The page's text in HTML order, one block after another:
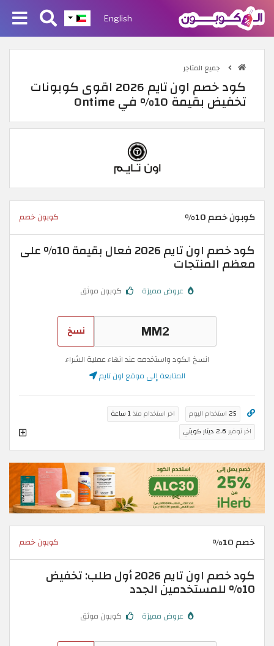
English
جميع المتاجر
كود خصم اون تايم 2026 اقوى كوبونات
تخفيض بقيمة 10% في Ontime
كوبون خصم 10% كوبون خصم
كود خصم اون تايم 2026 فعال بقيمة 10% على
معظم المنتجات
عروض مميزة كوبون موثق
نسخ
انسخ الكود واستخدمه عند انهاء عملية الشراء
المتابعة إلى موقع اون تايم
25 استخدام اليوم اخر استخدام منذ1 ساعة
اخر توفير 2.6 دينار كويتي
خصم 10% كوبون خصم
كود خصم اون تايم 2026 أول طلب: تخفيض
10% للمستخدمين الجدد
عروض مميزة كوبون موثق